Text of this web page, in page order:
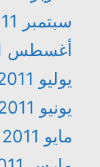
سبتمبر 2011
أغسطس 2011
يوليو 2011
يونيو 2011
مايو 2011